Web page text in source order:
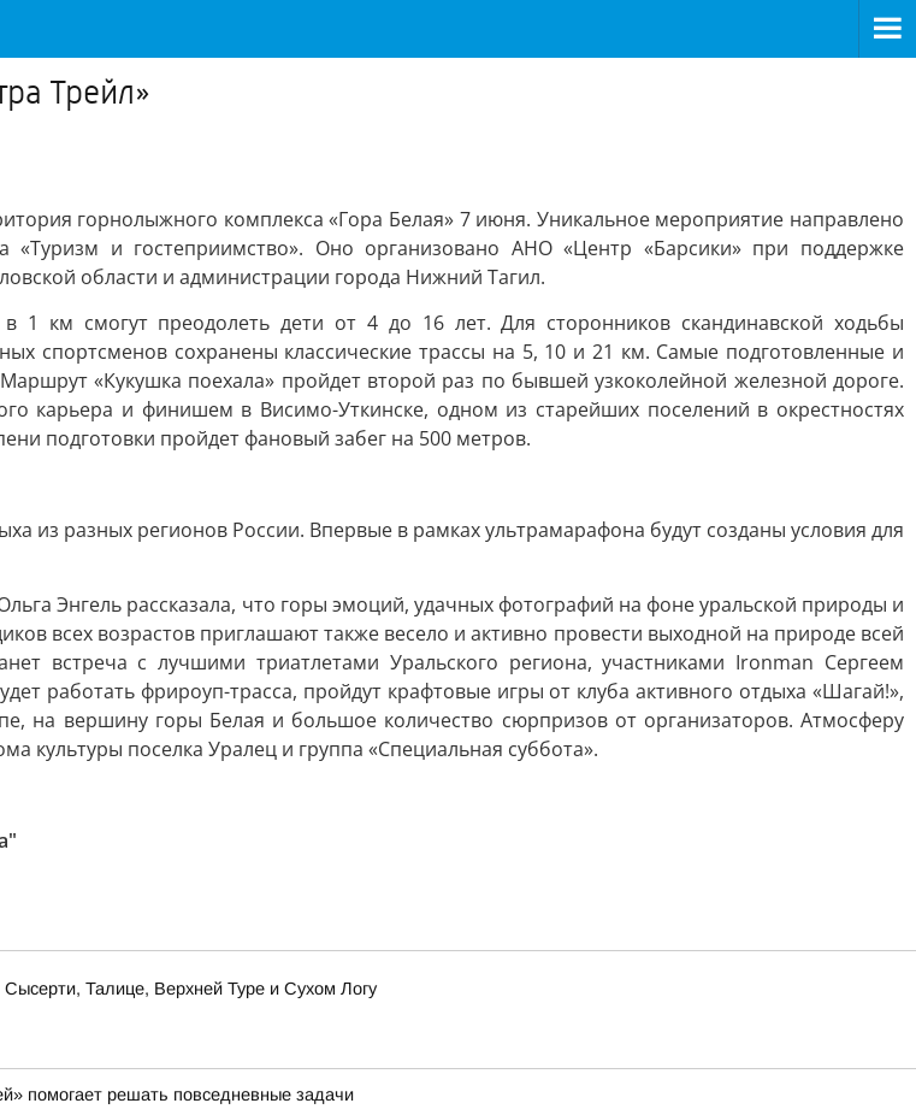
Трейл»
горнолыжного комплекса «Гора Белая» 7 июня. Уникальное мероприятие направлено
«Туризм и гостеприимство». Оно организовано АНО «Центр «Барсики» при поддержке
области и администрации города Нижний Тагил.
км смогут преодолеть дети от 4 до 16 лет. Для сторонников скандинавской ходьбы
спортсменов сохранены классические трассы на 5, 10 и 21 км. Самые подготовленные и
«Кукушка поехала» пройдет второй раз по бывшей узкоколейной железной дороге.
карьера и финишем в Висимо-Уткинске, одном из старейших поселений в окрестностях
подготовки пройдет фановый забег на 500 метров.
из разных регионов России. Впервые в рамках ультрамарафона будут созданы условия для
Энгель рассказала, что горы эмоций, удачных фотографий на фоне уральской природы и
всех возрастов приглашают также весело и активно провести выходной на природе всей
встреча с лучшими триатлетами Уральского региона, участниками Ironman Сергеем
работать фрироуп-трасса, пройдут крафтовые игры от клуба активного отдыха «Шагай!»,
на вершину горы Белая и большое количество сюрпризов от организаторов. Атмосферу
культуры поселка Уралец и группа «Специальная суббота».
Талице, Верхней Туре и Сухом Логу
помогает решать повседневные задачи